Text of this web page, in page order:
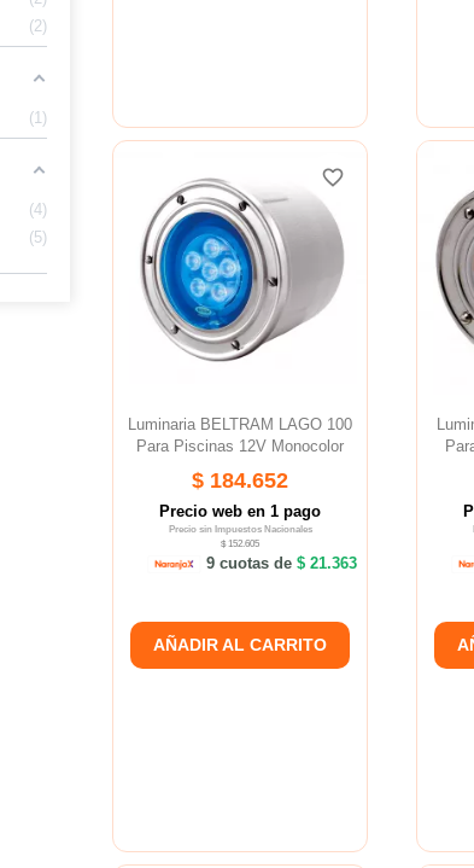
2
1
4
5
Luminaria BELTRAM LAGO 100
Para Piscinas 12V Monocolor
$ 184.652
Precio web en 1 pago
Precio sin Impuestos Nacionales
$ 152.605
9 cuotas de $ 21.363
AÑADIR AL CARRITO
favorite_border
favorite_border